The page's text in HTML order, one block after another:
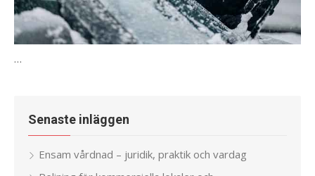
…
Senaste inläggen
Ensam vårdnad – juridik, praktik och vardag